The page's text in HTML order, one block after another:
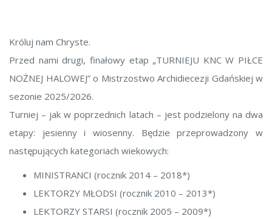
Króluj nam Chryste.
Przed nami drugi, finałowy etap „TURNIEJU KNC W PIŁCE
NOŻNEJ HALOWEJ” o Mistrzostwo Archidiecezji Gdańskiej w
sezonie 2025/2026.
Turniej – jak w poprzednich latach – jest podzielony na dwa
etapy: jesienny i wiosenny. Będzie przeprowadzony w
następujących kategoriach wiekowych:
MINISTRANCI (rocznik 2014 – 2018*)
LEKTORZY MŁODSI (rocznik 2010 – 2013*)
LEKTORZY STARSI (rocznik 2005 – 2009*)